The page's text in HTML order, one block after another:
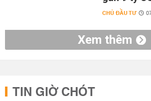
CHỦ ĐẦU TƯ
Xem thêm
TIN GIỜ CHÓT